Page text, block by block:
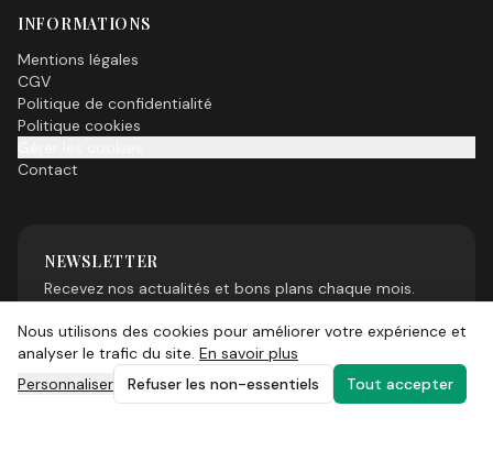
INFORMATIONS
Mentions légales
CGV
Politique de confidentialité
Politique cookies
Contact
NEWSLETTER
Recevez nos actualités et bons plans chaque mois.
Nous utilisons des cookies pour améliorer votre expérience et
analyser le trafic du site. En savoir plus
Personnaliser
Refuser les non-essentiels Tout accepter